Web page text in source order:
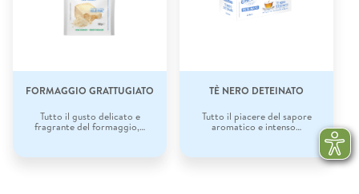
FORMAGGIO GRATTUGIATO
Tutto il gusto delicato e
fragrante del formaggio,…
TÈ NERO DETEINATO
Tutto il piacere del sapore
aromatico e intenso…